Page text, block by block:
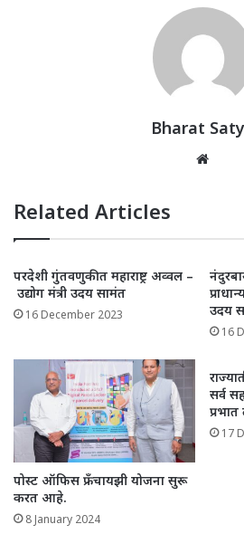
e
dI
n
l e
Bharat
Related Articles
परदेशी गुंतवणुकीत महाराष्ट्र अव्वल –
उद्योग मंत्री उदय सामंत
16 December 2023
उदय
16
पोस्ट ऑफिस फ्रँचायझी योजना सुरू
करत आहे.
8 January 2024
सर्व
प्रभात
17